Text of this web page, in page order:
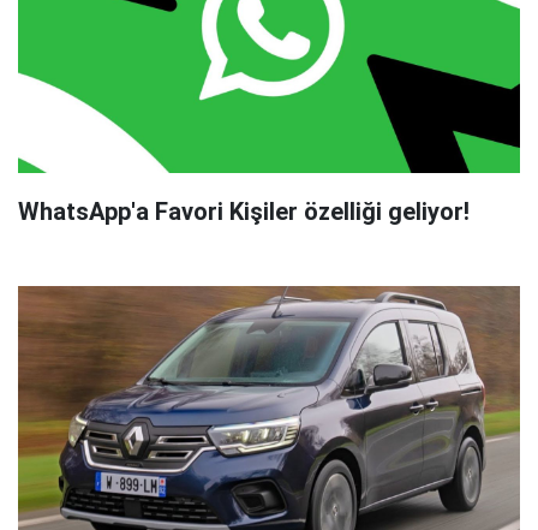
WhatsApp'a Favori Kişiler özelliği geliyor!